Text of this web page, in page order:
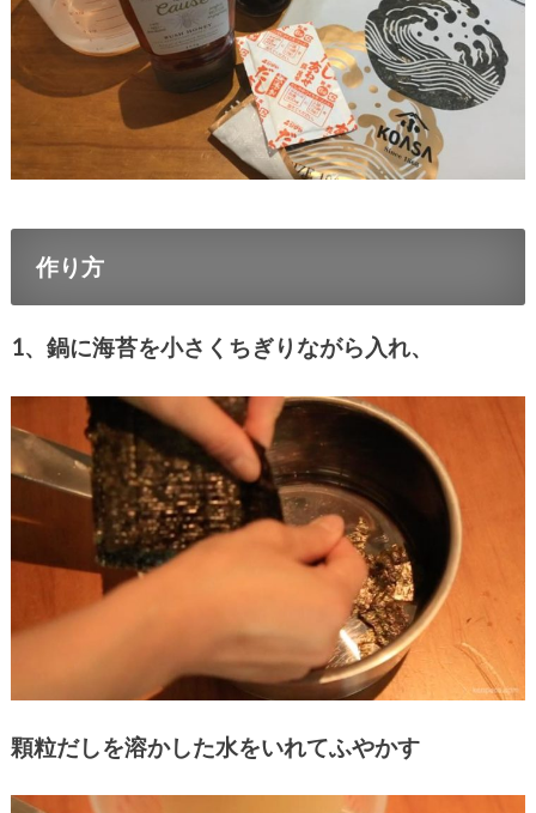
作り方
1、鍋に海苔を小さくちぎりながら入れ、
顆粒だしを溶かした水をいれてふやかす